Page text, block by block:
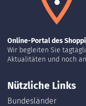
Online-Portal des
Wir begleiten Sie
Aktualitäten und noch
Nützliche Links
Bundesländer